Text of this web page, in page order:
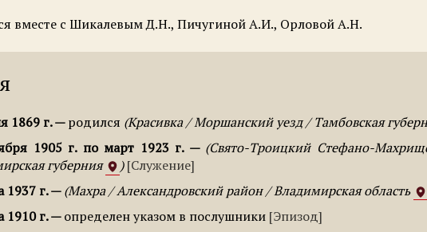
вместе с Шикалевым Д.Н., Пичугиной А.И., Орловой А.Н.
1869 г. родился Красивка / Моршанский уезд / Тамбовская
1905 г. по март 1923 г.
Свято-Троицкий Стефано-
губерния
Служение
1937 г.
Махра / Александровский район / Владимирская область
1910 г.
определен указом в послушники Эпизод